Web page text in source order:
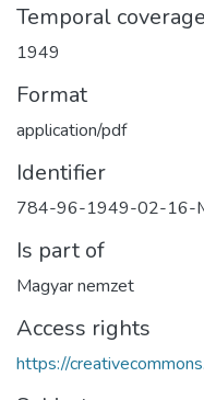
Temporal coverage
1949
Format
application/pdf
Identifier
784-96-1949-02-16-
Is part of
Magyar nemzet
Access rights
https://